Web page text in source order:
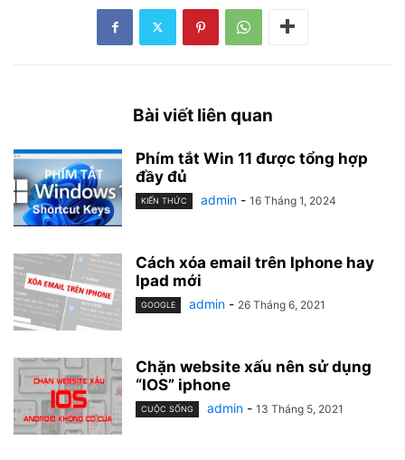
Bài viết liên quan
Phím tắt Win 11 được tổng hợp
đầy đủ
KIẾN THỨC admin - 16 Tháng 1, 2024
Cách xóa email trên Iphone hay
Ipad mới
GOOGLE admin - 26 Tháng 6, 2021
Chặn website xấu nên sử dụng
“IOS” iphone
CUỘC SỐNG admin - 13 Tháng 5, 2021